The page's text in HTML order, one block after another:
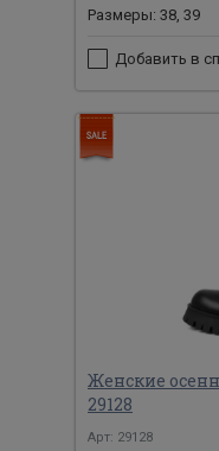
Размеры: 38, 39
Добавить в
Женские
29128
Арт: 29128